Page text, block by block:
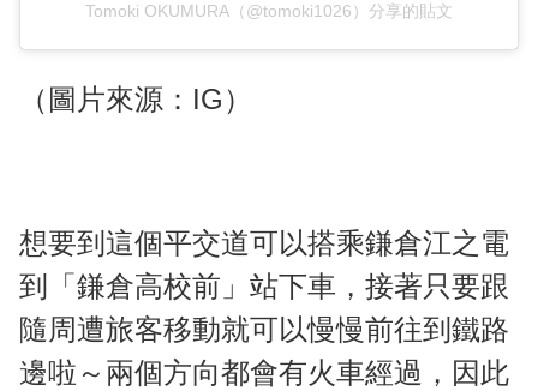
Tomoki OKUMURA（@tomoki1026）分享的貼文
（圖片來源：IG）
想要到這個平交道可以搭乘鎌倉江之電
到「鎌倉高校前」站下車，接著只要跟
隨周遭旅客移動就可以慢慢前往到鐵路
邊啦～兩個方向都會有火車經過，因此